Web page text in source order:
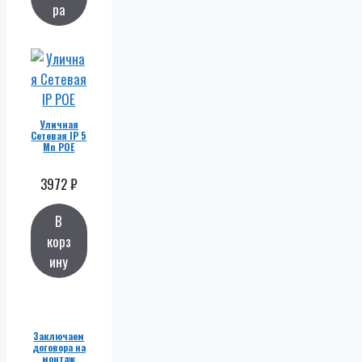
ра
Уличная
Сетевая IP 5
Мп POE
3972₽
В
корз
ину
Заключаем
договора на
монтаж